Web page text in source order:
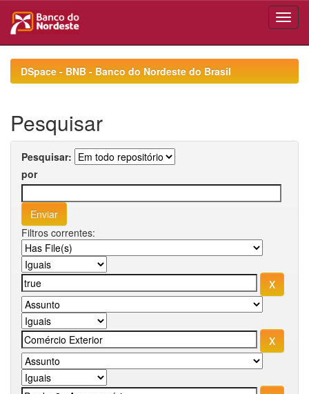
navigationDSpace - BNB - Banco do Nordeste do Brasil
Pesquisar
Pesquisar:
por
Filtros correntes: